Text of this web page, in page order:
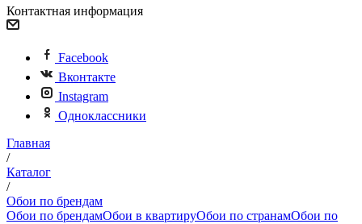
Контактная информация
Facebook
Вконтакте
Instagram
Одноклассники
Главная
/
Каталог
/
Обои по брендам
Обои по брендамОбои в квартируОбои по странамОбои по